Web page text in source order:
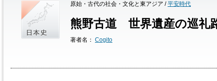
原始・古代の社会・文化と東アジア /平安時代
熊野古道 世界遺産の巡礼
著者名： Cogito